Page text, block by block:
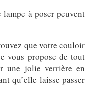
à poser peuvent
que votre couloir
vous propose de tout
une jolie verrière en
qu’elle laisse passer